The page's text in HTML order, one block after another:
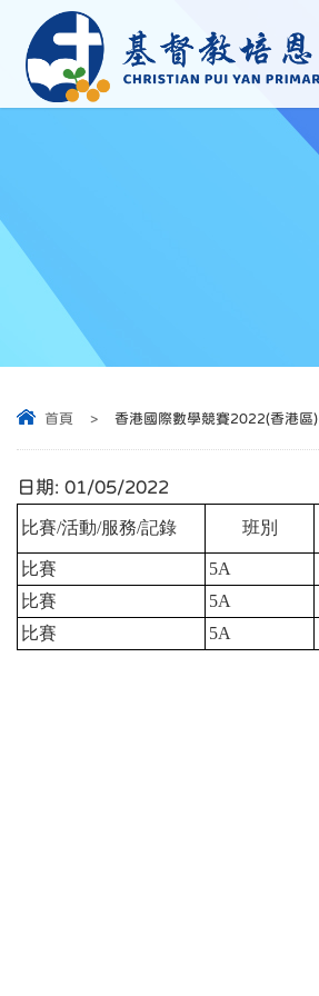
首頁 > 香港國際數學競賽2022(香港區)
日期: 01/05/2022
比賽/活動/服務/記錄 班別
比賽 5A
比賽
5A
比賽
5A